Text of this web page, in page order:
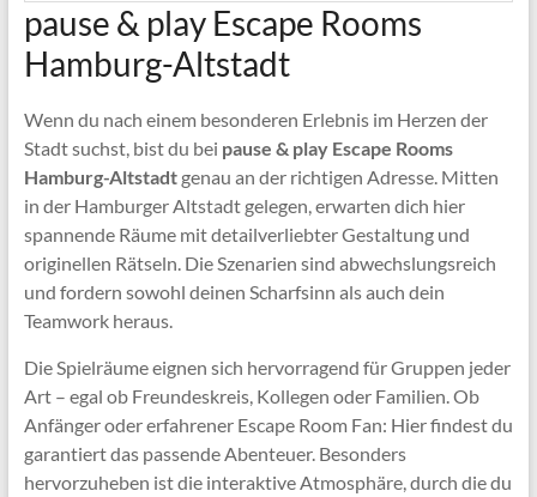
pause & play Escape Rooms
Hamburg-Altstadt
Wenn du nach einem besonderen Erlebnis im Herzen der
Stadt suchst, bist du bei pause & play Escape Rooms
Hamburg-Altstadtgenau an der richtigen Adresse. Mitten
in der Hamburger Altstadt gelegen, erwarten dich hier
spannende Räume mit detailverliebter Gestaltung und
originellen Rätseln. Die Szenarien sind abwechslungsreich
und fordern sowohl deinen Scharfsinn als auch dein
Teamwork heraus.
Die Spielräume eignen sich hervorragend für Gruppen jeder
Art – egal ob Freundeskreis, Kollegen oder Familien. Ob
Anfänger oder erfahrener Escape Room Fan: Hier findest du
garantiert das passende Abenteuer. Besonders
hervorzuheben ist die interaktive Atmosphäre, durch die du